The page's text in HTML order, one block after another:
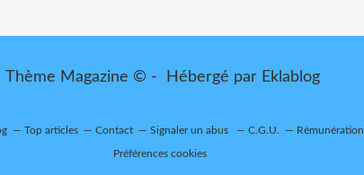
Thème Magazine © - Hébergé par Eklablog
Top articles Contact Signaler un abus C.G.U.
Préférences cookies